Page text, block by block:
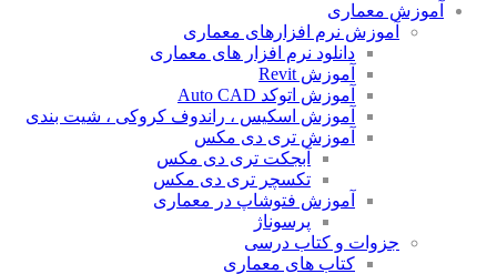
آموزش معماری
آموزش نرم افزارهای معماری
دانلود نرم افزار های معماری
آموزش Revit
آموزش اتوکد Auto CAD
آموزش اسکیس ، راندوف کروکی ، شیت بندی
آموزش تری دی مکس
آبجکت تری دی مکس
تکسچر تری دی مکس
آموزش فتوشاپ در معماری
پرسوناژ
جزوات و کتاب درسی
کتاب های معماری